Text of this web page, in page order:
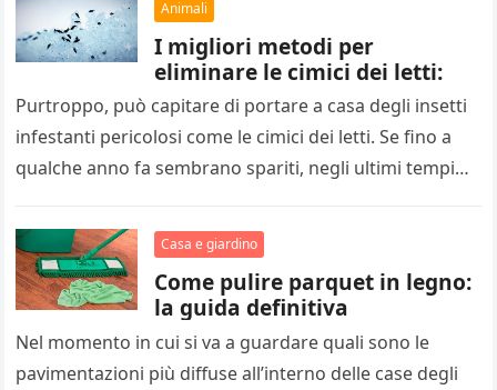
Animali
I migliori metodi per
eliminare le cimici dei letti:
Purtroppo, può capitare di portare a casa degli insetti
infestanti pericolosi come le cimici dei letti. Se fino a
qualche anno fa sembrano spariti, negli ultimi tempi…
Casa e giardino
Come pulire parquet in legno:
la guida definitiva
Nel momento in cui si va a guardare quali sono le
pavimentazioni più diffuse all’interno delle case degli